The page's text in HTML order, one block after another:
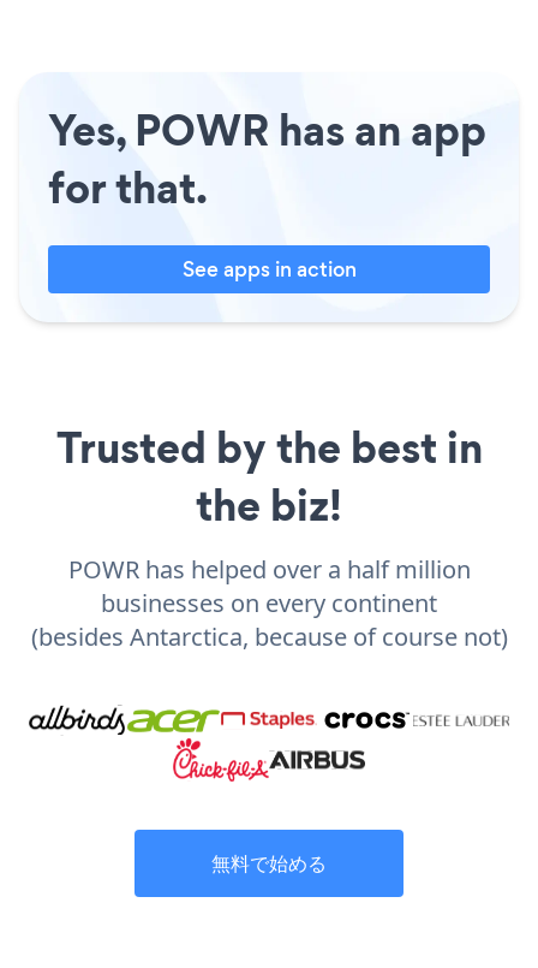
Yes, POWR has an app
for that.
See apps in action
Trusted by the best in
the biz!
POWR has helped over a half million
businesses on every continent
(besides Antarctica, because of course not)
無料で始める